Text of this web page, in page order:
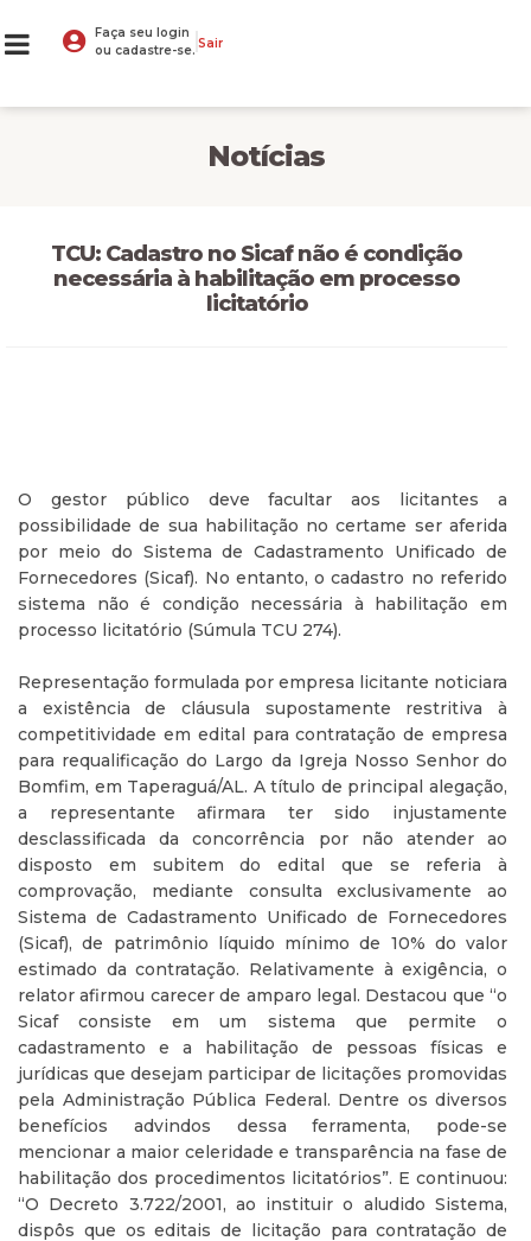
Faça seu login
ou cadastre-se. Sair
Notícias
TCU: Cadastro no Sicaf não é condição
necessária à habilitação em processo
licitatório
O gestor público deve facultar aos licitantes a
possibilidade de sua habilitação no certame ser aferida
por meio do Sistema de Cadastramento Unificado de
Fornecedores (Sicaf). No entanto, o cadastro no referido
sistema não é condição necessária à habilitação em
processo licitatório (Súmula TCU 274).
Representação formulada por empresa licitante noticiara
a existência de cláusula supostamente restritiva à
competitividade em edital para contratação de empresa
para requalificação do Largo da Igreja Nosso Senhor do
Bomfim, em Taperaguá/AL. A título de principal alegação,
a representante afirmara ter sido injustamente
desclassificada da concorrência por não atender ao
disposto em subitem do edital que se referia à
comprovação, mediante consulta exclusivamente ao
Sistema de Cadastramento Unificado de Fornecedores
(Sicaf), de patrimônio líquido mínimo de 10% do valor
estimado da contratação. Relativamente à exigência, o
relator afirmou carecer de amparo legal. Destacou que “o
Sicaf consiste em um sistema que permite o
cadastramento e a habilitação de pessoas físicas e
jurídicas que desejam participar de licitações promovidas
pela Administração Pública Federal. Dentre os diversos
benefícios advindos dessa ferramenta, pode-se
mencionar a maior celeridade e transparência na fase de
habilitação dos procedimentos licitatórios”. E continuou:
“O Decreto 3.722/2001, ao instituir o aludido Sistema,
dispôs que os editais de licitação para contratação de